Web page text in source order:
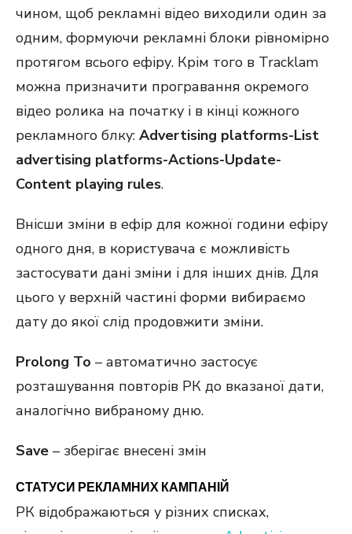
чином, щоб рекламні відео виходили один за
одним, формуючи рекламні блоки рівномірно
протягом всього ефіру. Крім того в Tracklam
можна призначити програвання окремого
відео ролика на початку і в кінці кожного
рекламного блку: Advertising platforms-List
advertising platforms-Actions-Update-
Content playing rules.
Внісши зміни в ефір для кожної години ефіру
одного дня, в користувача є можливість
застосувати дані зміни і для інших днів. Для
цього у верхній частині форми вибираємо
дату до якої слід продовжити зміни.
Prolong To – автоматично застосує
розташування повторів РК до вказаної дати,
аналогічно вибраному дню.
Save – зберігає внесені змін
СТАТУСИ РЕКЛАМНИХ КАМПАНІЙ
РК відображаються у різних списках,